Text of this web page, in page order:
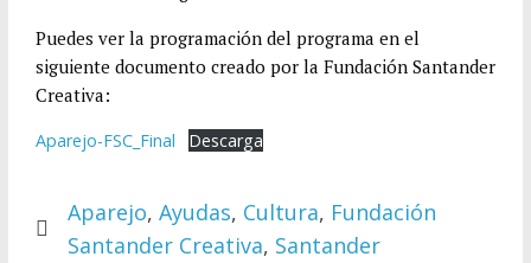
Puedes ver la programación del programa en el
siguiente documento creado por la Fundación Santander
Creativa:
Aparejo-FSC_Final Descarga
Aparejo,Ayudas, Cultura, Fundación
Santander Creativa, Santander